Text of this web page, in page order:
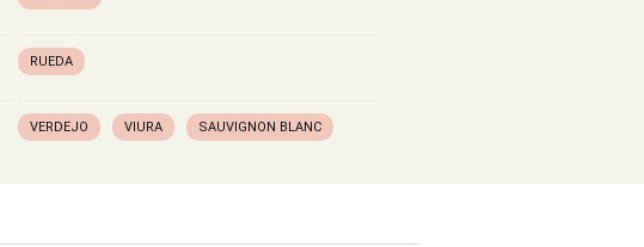
RUEDA
VERDEJO VIURA SAUVIGNON BLANC